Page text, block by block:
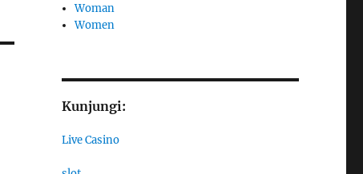
Woman
Women
Kunjungi:
Live Casino